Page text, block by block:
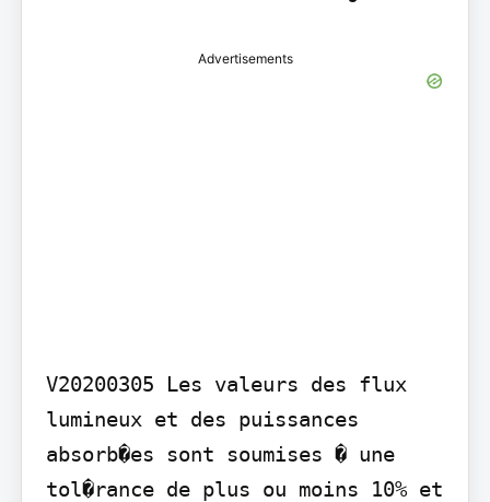
Advertisements
V20200305 Les valeurs des flux
lumineux et des puissances
absorb�es sont soumises � une
tol�rance de plus ou moins 10% et